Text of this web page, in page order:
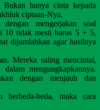
hanya cinta kepada
ciptaan-Nya.
mengerjakan soal
10 tidak mesti harus 5 + 5,
dijumlahkan agar hasilnya
Mereka saling mencintai,
mengungkapkannya.
dengan menjauh dan
berbeda-beda, maka cara